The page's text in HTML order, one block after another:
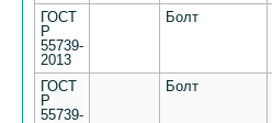
ГОСТ
Р
55739-
2013
Болт
ГОСТ
Р
55739-
Болт